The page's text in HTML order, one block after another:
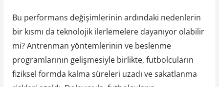
Bu performans değişimlerinin ardındaki nedenlerin
bir kısmı da teknolojik ilerlemelere dayanıyor olabilir
mi? Antrenman yöntemlerinin ve beslenme
programlarının gelişmesiyle birlikte, futbolcuların
fiziksel formda kalma süreleri uzadı ve sakatlanma